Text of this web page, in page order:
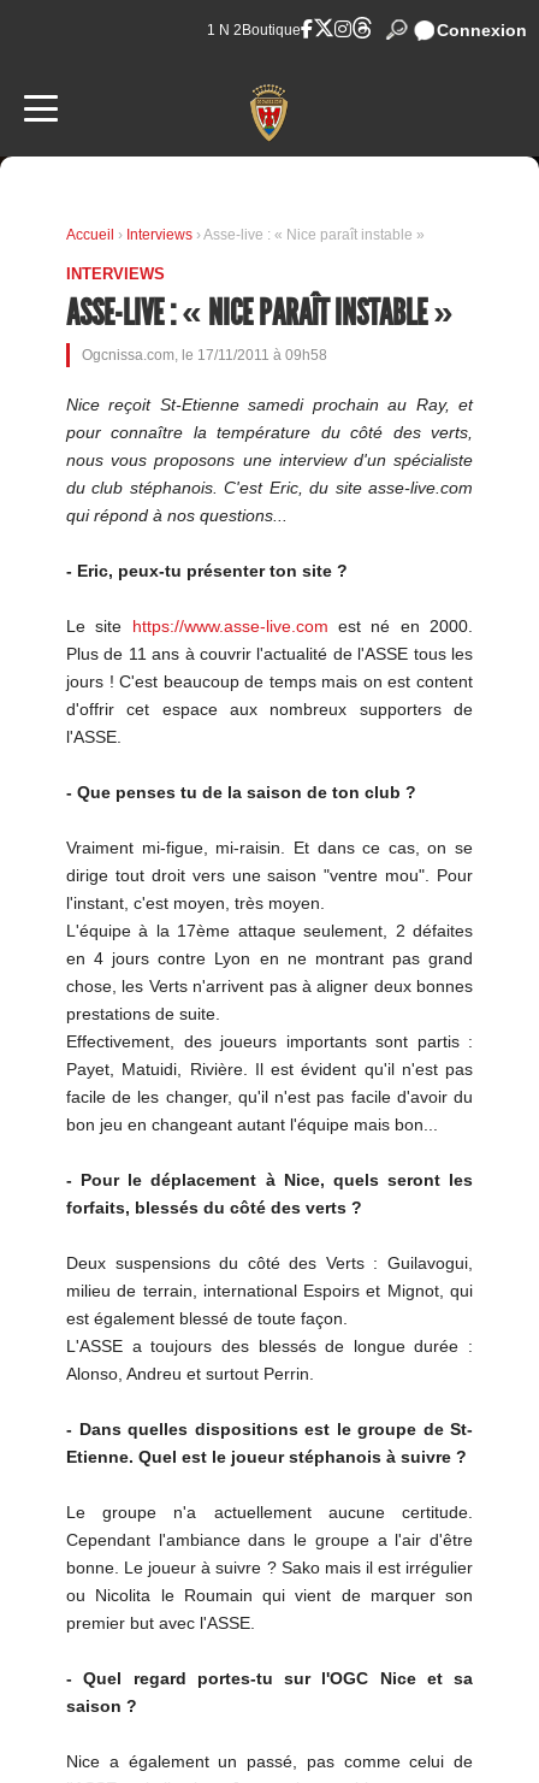
1 N 2 Boutique Connexion
Accueil › Interviews › Asse-live : « Nice paraît instable »
INTERVIEWS
ASSE-LIVE : « NICE PARAÎT INSTABLE »
Ogcnissa.com, le 17/11/2011 à 09h58
Nice reçoit St-Etienne samedi prochain au Ray, et
pour connaître la température du côté des verts,
nous vous proposons une interview d'un spécialiste
du club stéphanois. C'est Eric, du site asse-live.com
qui répond à nos questions...
- Eric, peux-tu présenter ton site ?
Le site https://www.asse-live.com est né en 2000.
Plus de 11 ans à couvrir l'actualité de l'ASSE tous les
jours ! C'est beaucoup de temps mais on est content
d'offrir cet espace aux nombreux supporters de
l'ASSE.
- Que penses tu de la saison de ton club ?
Vraiment mi-figue, mi-raisin. Et dans ce cas, on se
dirige tout droit vers une saison "ventre mou". Pour
l'instant, c'est moyen, très moyen.
L'équipe à la 17ème attaque seulement, 2 défaites
en 4 jours contre Lyon en ne montrant pas grand
chose, les Verts n'arrivent pas à aligner deux bonnes
prestations de suite.
Effectivement, des joueurs importants sont partis :
Payet, Matuidi, Rivière. Il est évident qu'il n'est pas
facile de les changer, qu'il n'est pas facile d'avoir du
bon jeu en changeant autant l'équipe mais bon...
- Pour le déplacement à Nice, quels seront les
forfaits, blessés du côté des verts ?
Deux suspensions du côté des Verts : Guilavogui,
milieu de terrain, international Espoirs et Mignot, qui
est également blessé de toute façon.
L'ASSE a toujours des blessés de longue durée :
Alonso, Andreu et surtout Perrin.
- Dans quelles dispositions est le groupe de St-
Etienne. Quel est le joueur stéphanois à suivre ?
Le groupe n'a actuellement aucune certitude.
Cependant l'ambiance dans le groupe a l'air d'être
bonne. Le joueur à suivre ? Sako mais il est irrégulier
ou Nicolita le Roumain qui vient de marquer son
premier but avec l'ASSE.
- Quel regard portes-tu sur l'OGC Nice et sa
saison ?
Nice a également un passé, pas comme celui de